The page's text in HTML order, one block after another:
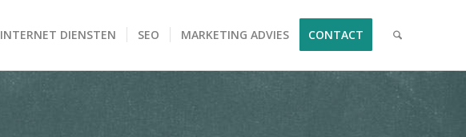
INTERNET DIENSTEN SEO MARKETING ADVIES CONTACT